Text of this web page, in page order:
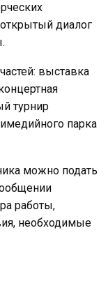
диалог
выставка
турнир
парка
можно подать
работы,
необходимые